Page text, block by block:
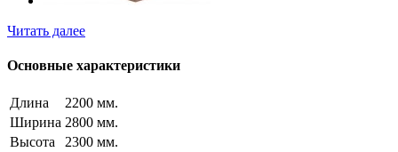
Читать далее
Основные характеристики
Длина
2200 мм.
Ширина 2800 мм.
Высота
2300 мм.